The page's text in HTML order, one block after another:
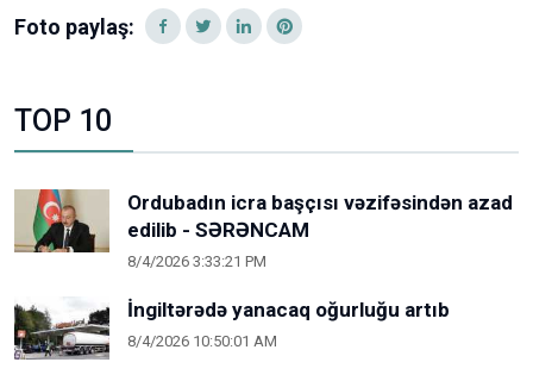
Foto paylaş:
TOP 10
Ordubadın icra başçısı vəzifəsindən azad
edilib - SƏRƏNCAM
8/4/2026 3:33:21 PM
İngiltərədə yanacaq oğurluğu artıb
8/4/2026 10:50:01 AM